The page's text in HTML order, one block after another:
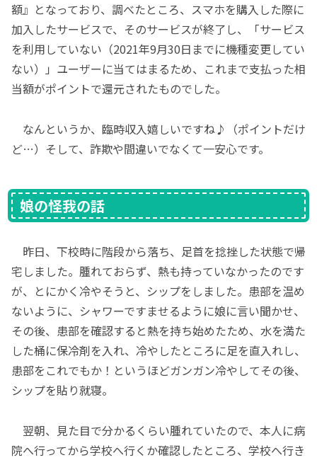
額』となっており、調べたところ、スマホを購入した際に
加入したサービスで、そのサービスが終了し、「サービス
を利用していない（2021年9月30日までに機種変更してい
ない）」ユーザーに当てはまるため、これまで支払った相
当額がポイントで還元されたものでした。
なんというか、臨時収入嬉しいですね♪（ポイントだけ
ど…）そして、詐欺や間違いでなくて一安心です。
娘の怪我の話
昨日、下校時に階段から落ち、足首を捻挫した状態で帰
宅しました。腫れておらず、熱も持っていなかったのです
が、とにかく冷やそうと、シップをしました。患部を温め
ないように、シャワーですませるように娘に言い聞かせ、
その後、患部を確認すると熱を持ち始めたため、水を満た
した桶に保冷剤を入れ、冷やしたところに足を直入れし、
患部をこれでもか！というほどガンガン冷やしてその後、
シップを貼り就寝。
翌朝、見た目で分かるくらい腫れていたので、本人に病
院へ行ってから学校へ行くか確認したところ、学校へ行き